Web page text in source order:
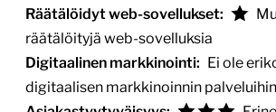
Räätälöidyt web-sovellukset:
räätälöityjä web-sovelluksia
Digitaalinen markkinointi: Ei ole
digitaalisen markkinoinnin palveluihin